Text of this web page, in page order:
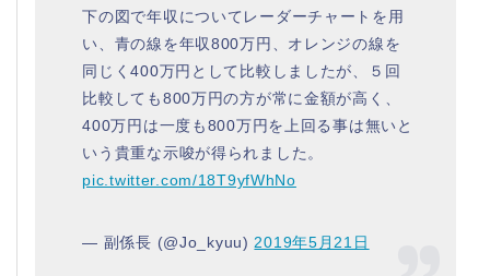
下の図で年収についてレーダーチャートを用
い、青の線を年収800万円、オレンジの線を
同じく400万円として比較しましたが、５回
比較しても800万円の方が常に金額が高く、
400万円は一度も800万円を上回る事は無いと
いう貴重な示唆が得られました。
pic.twitter.com/18T9yfWhNo
— 副係長 (@Jo_kyuu) 2019年5月21日